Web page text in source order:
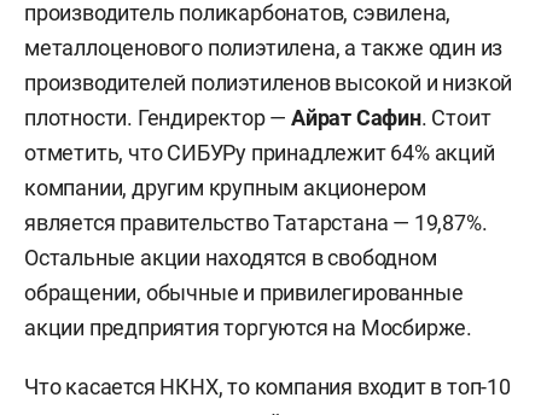
производитель поликарбонатов, сэвилена,
металлоценового полиэтилена, а также один из
производителей полиэтиленов высокой и низкой
плотности. Гендиректор —Айрат Сафин. Стоит
отметить, что СИБУРу принадлежит 64% акций
компании, другим крупным акционером
является правительство Татарстана — 19,87%.
Остальные акции находятся в свободном
обращении, обычные и привилегированные
акции предприятия торгуются на Мосбирже.
Что касается НКНХ, то компания входит в топ-10